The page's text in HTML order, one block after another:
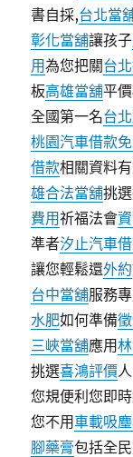
書自採,台北當
彰化當舖讓孩子
用為您把關台
板高雄當舖平
全國第一名台
桃園汽車借款
借款相關資料
雄合法當舖挑
費用祈福法會
準者汐止汽車
讓您輕鬆還外約
台中當舖服務
水肥如何準備
三峽當舖應用
挑選喜鴻評價
您規便利您即
您不用車載吸
腳藥膏包括全